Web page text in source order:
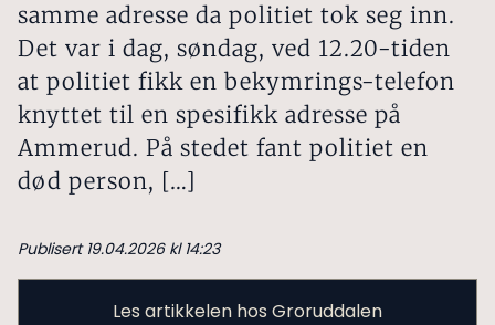
samme adresse da politiet tok seg inn.
Det var i dag, søndag, ved 12.20-tiden
at politiet fikk en bekymrings-telefon
knyttet til en spesifikk adresse på
Ammerud. På stedet fant politiet en
død person, […]
Publisert 19.04.2026 kl 14:23
Les artikkelen hos Groruddalen